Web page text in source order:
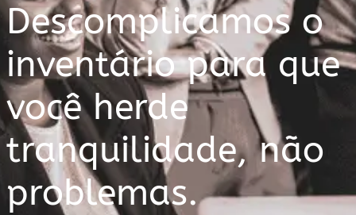
Descomplicamos o
inventário para que
você herde
tranquilidade, não
problemas.